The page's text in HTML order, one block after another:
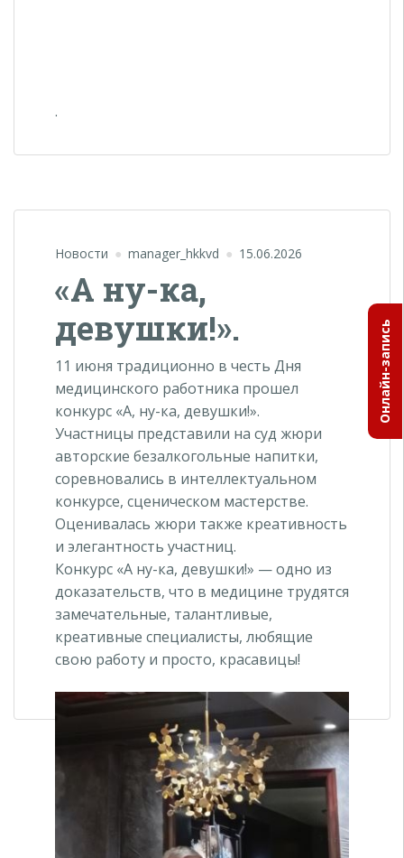
.
Новости manager_hkkvd 15.06.2026
«А ну-ка,
девушки!».
11 июня традиционно в честь Дня
медицинского работника прошел
конкурс «А, ну-ка, девушки!».
Участницы представили на суд жюри
авторские безалкогольные напитки,
соревновались в интеллектуальном
конкурсе, сценическом мастерстве.
Оценивалась жюри также креативность
и элегантность участниц.
Конкурс «А ну-ка, девушки!» — одно из
доказательств, что в медицине трудятся
замечательные, талантливые,
креативные специалисты, любящие
свою работу и просто, красавицы!
Онлайн-запись